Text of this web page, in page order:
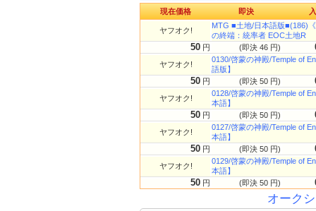
現在価格 即決
ヤフオク!
MTG ■土地/日本語版■(186)
の終端：統率者 EOC土地R
50 円 (即決 46 円)
ヤフオク!
0130/啓蒙の神殿/Temple of
語版】
50 円 (即決 50 円)
ヤフオク!
0128/啓蒙の神殿/Temple of
本語】
50 円 (即決 50 円)
ヤフオク!
0127/啓蒙の神殿/Temple of
本語】
50 円 (即決 50 円)
ヤフオク!
0129/啓蒙の神殿/Temple of
本語】
50 円 (即決 50 円)
オーク